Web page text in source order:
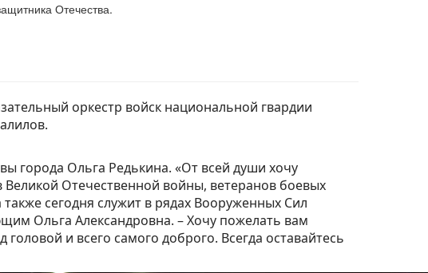
Отечества.
оркестр войск национальной гвардии
города Ольга Редькина. «От всей души хочу
Отечественной войны, ветеранов боевых
сегодня служит в рядах Вооруженных Сил
Ольга Александровна. – Хочу пожелать вам
и всего самого доброго. Всегда оставайтесь